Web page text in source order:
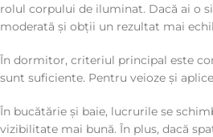
rolul corpului de iluminat. Dacă ai o
moderată și obții un rezultat mai
În dormitor, criteriul principal este
sunt suficiente. Pentru veioze și
În bucătărie și baie, lucrurile se
vizibilitate mai bună. În plus, dacă